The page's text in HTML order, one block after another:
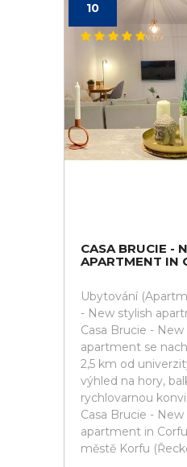
10
CASA BRUCIE -
APARTMENT IN
Ubytování
- New stylish
Casa Brucie - New
apartment se
2,5 km od
výhled na hory,
rychlovarnou
Casa Brucie - New
apartment in
městě Korfu